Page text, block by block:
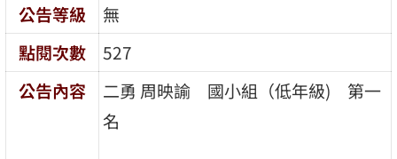
公告等級
無
點閱次數
527
公告內容
二勇 周映諭 國小組（低年級) 第一
名